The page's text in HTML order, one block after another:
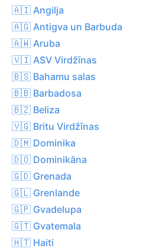
🇦🇮 Angilja
🇦🇬 Antigva un Barbuda
🇦🇼 Aruba
🇻🇮 ASV Virdžīnas
🇧🇸 Bahamu salas
🇧🇧 Barbadosa
🇧🇿 Beliza
🇻🇬 Britu Virdžīnas
🇩🇲 Dominika
🇩🇴 Dominikāna
🇬🇩 Grenada
🇬🇱 Grenlande
🇬🇵 Gvadelupa
🇬🇹 Gvatemala
🇭🇹 Haiti